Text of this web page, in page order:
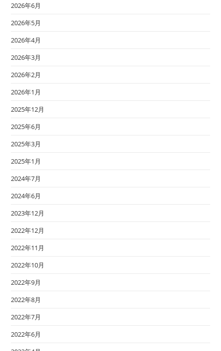
2026年6月
2026年5月
2026年4月
2026年3月
2026年2月
2026年1月
2025年12月
2025年6月
2025年3月
2025年1月
2024年7月
2024年6月
2023年12月
2022年12月
2022年11月
2022年10月
2022年9月
2022年8月
2022年7月
2022年6月